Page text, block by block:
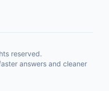
reserved.
answers and cleaner